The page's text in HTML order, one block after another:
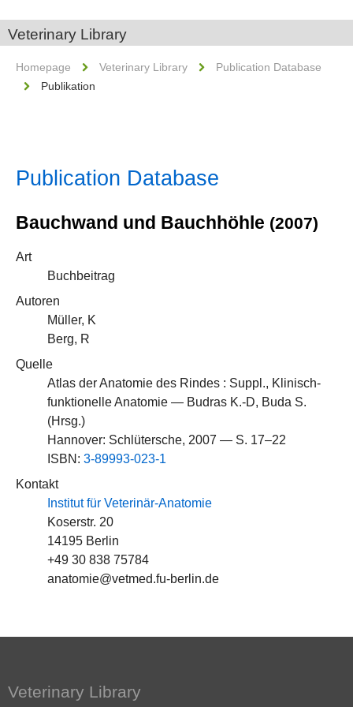
Veterinary Library
Homepage Veterinary Library
Publication Database
Publikation
Publication Database
Bauchwand und Bauchhöhle (2007)
Art
Buchbeitrag
Autoren
Müller, K
Berg, R
Quelle
Atlas der Anatomie des Rindes : Suppl., Klinisch-
funktionelle Anatomie — Budras K.-D, Buda S.
(Hrsg.)
Hannover: Schlütersche, 2007 — S. 17–22
ISBN: 3-89993-023-1
Kontakt
Institut für Veterinär-Anatomie
Koserstr. 20
14195 Berlin
+49 30 838 75784
anatomie@vetmed.fu-berlin.de
Veterinary Library